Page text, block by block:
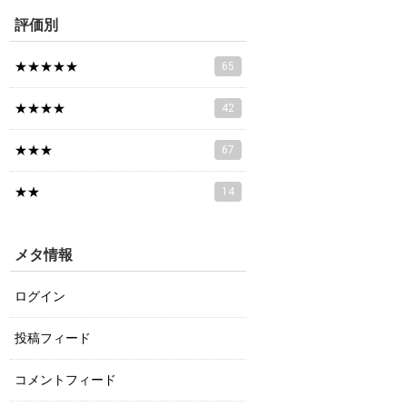
評価別
★★★★★ 65
★★★★ 42
★★★ 67
★★ 14
メタ情報
ログイン
投稿フィード
コメントフィード